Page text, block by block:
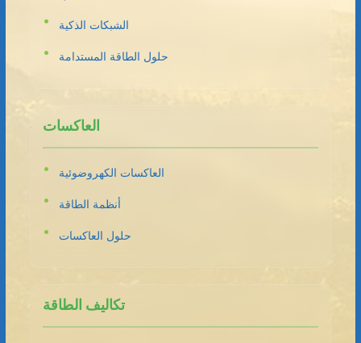
الشبكات الذكية
حلول الطاقة المستدامة
العاكسات
العاكسات الكهروضوئية
أنظمة الطاقة
حلول العاكسات
تكاليف الطاقة